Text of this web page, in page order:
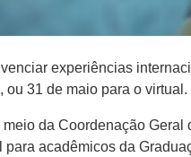
experiências
31 de maio para o virtual.
da Coordenação
acadêmicos da